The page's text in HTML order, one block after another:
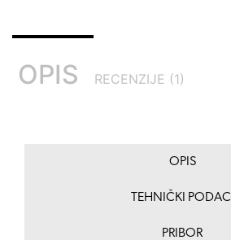
OPIS RECENZIJE (1)
OPIS
TEHNIČKI PODACI
PRIBOR